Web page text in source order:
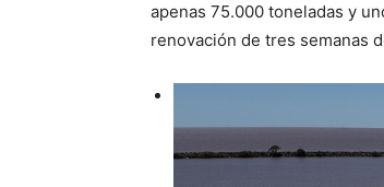
apenas 75.000 toneladas y
renovación de tres semanas